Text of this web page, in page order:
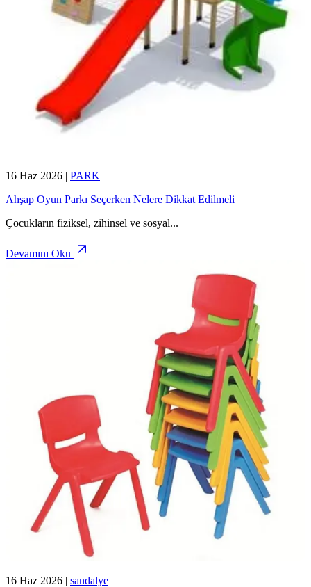
16 Haz 2026 | PARK
Ahşap Oyun Parkı Seçerken Nelere Dikkat Edilmeli
Çocukların fiziksel, zihinsel ve sosyal...
Devamını Oku
16 Haz 2026 | sandalye